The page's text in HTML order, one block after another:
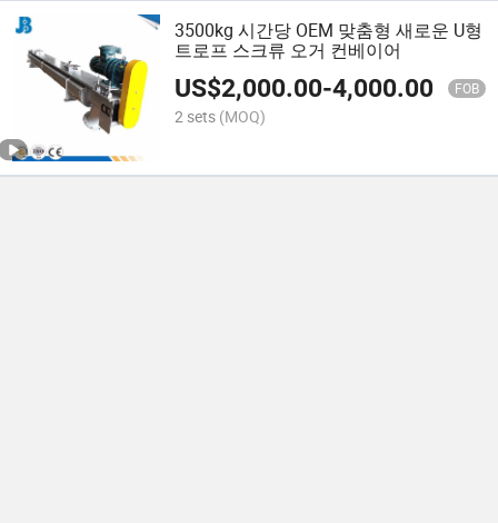
3500kg 시간당 OEM 맞춤형 새로운 U형
트로프 스크류 오거 컨베이어
US$2,000.00-4,000.00 FOB
2 sets (MOQ)